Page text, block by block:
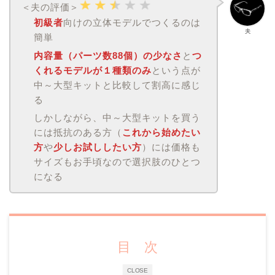
夫
＜夫の評価＞
初級者向けの立体モデルでつくるのは
簡単
内容量（パーツ数88個）の少なさ と つ
くれるモデルが１種類のみという点が
中～大型キットと比較して割高に感じ
る
しかしながら、中～大型キットを買う
には抵抗のある方（ これから始めたい
方や少しお試ししたい方）には価格も
サイズもお手頃なので選択肢のひとつ
になる
CLOSE
目 次